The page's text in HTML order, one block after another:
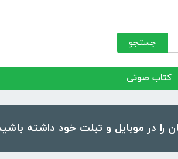
جستجو
کتاب صوتی